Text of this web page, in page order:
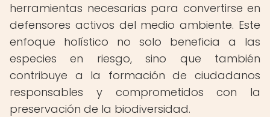
herramientas necesarias para convertirse en
defensores activos del medio ambiente. Este
enfoque holístico no solo beneficia a las
especies en riesgo, sino que también
contribuye a la formación de ciudadanos
responsables y comprometidos con la
preservación de la biodiversidad.